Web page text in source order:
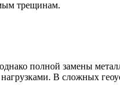
трещинам.
полной замены
В сложных